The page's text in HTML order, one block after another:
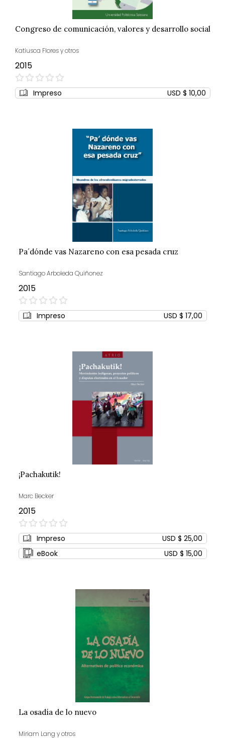
Congreso de comunicación, valores y desarrollo social
Katiusca Flores y otros
2015
0%
Impreso USD $ 10,00
Pa´dónde vas Nazareno con esa pesada cruz
Santiago Arboleda Quiñonez
2015
0%
Impreso USD $ 17,00
¡Pachakutik!
Marc Becker
2015
0%
Impreso
USD $ 25,00
eBook
USD $ 15,00
La osadía de lo nuevo
Miriam Lang y otros